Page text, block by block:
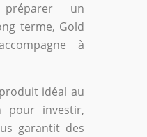
un
terme, Gold
à
idéal au
pour investir,
garantit des